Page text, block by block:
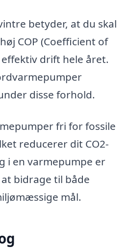
betyder, at du skal
COP (Coefficient of
drift hele året.
disse forhold.
fri for fossile
reducerer dit CO2-
i en varmepumpe er
bidrage til både
mål.